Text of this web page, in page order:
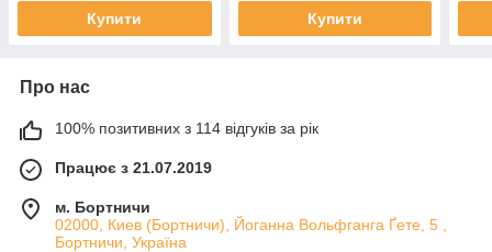
Купити Купити
Про нас
100% позитивних з 114 відгуків за рік
Працює з 21.07.2019
м. Бортничи
02000, Киев (Бортничи), Йоганна Вольфганга Ґете, 5 ,
Бортничи, Україна